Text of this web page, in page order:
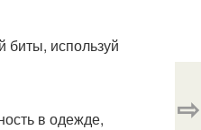
используй
в одежде,
⇨